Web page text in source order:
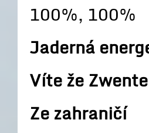
100%, 100%
Jaderná
Víte že
Ze zahraničí